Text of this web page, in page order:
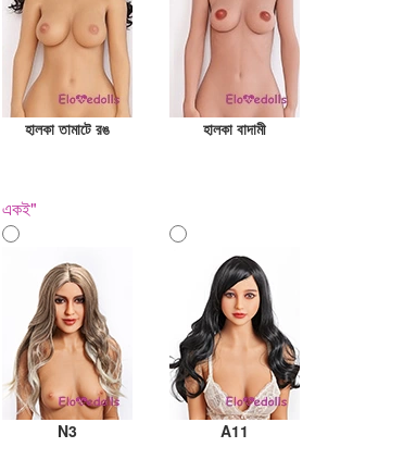
হালকা তামাটে রঙ হালকা বাদামী
একই"
N3 A11